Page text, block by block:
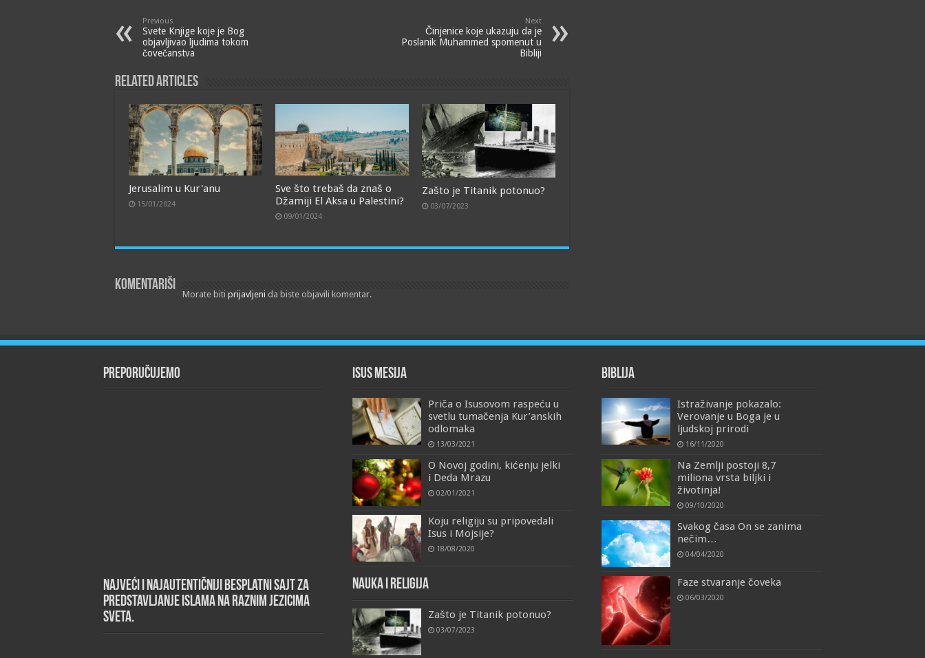
Previous
Svete Knjige koje je Bog
objavljivao ljudima tokom
čovečanstva
Next
Činjenice koje ukazuju da je
Poslanik Muhammed spomenut u
Bibliji
Related Articles
Jerusalim u Kur'anu
15/01/2024
Sve što trebaš da znaš o
Džamiji El Aksa u Palestini?
09/01/2024
Zašto je Titanik potonuo?
03/07/2023
Komentariši
Morate biti prijavljeni da biste objavili komentar.
Preporučujemo
Najveći i najautentičniji besplatni sajt za
predstavljanje islama na raznim jezicima
sveta.
Isus Mesija
Priča o Isusovom raspeću u
svetlu tumačenja Kur’anskih
odlomaka
13/03/2021
O Novoj godini, kićenju jelki
i Deda Mrazu
02/01/2021
Koju religiju su pripovedali
Isus i Mojsije?
18/08/2020
Nauka i religija
Zašto je Titanik potonuo?
03/07/2023
Biblija
Istraživanje pokazalo:
Verovanje u Boga je u
ljudskoj prirodi
16/11/2020
Na Zemlji postoji 8,7
miliona vrsta biljki i
životinja!
09/10/2020
Svakog časa On se zanima
nečim…
04/04/2020
Faze stvaranje čoveka
06/03/2020